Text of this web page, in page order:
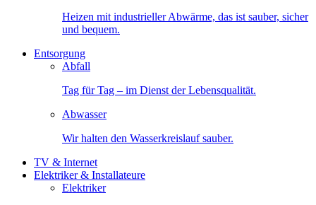
Heizen mit industrieller Abwärme, das ist sauber, sicher
und bequem.
Entsorgung
Abfall
Tag für Tag – im Dienst der Lebensqualität.
Abwasser
Wir halten den Wasserkreislauf sauber.
TV & Internet
Elektriker & Installateure
Elektriker